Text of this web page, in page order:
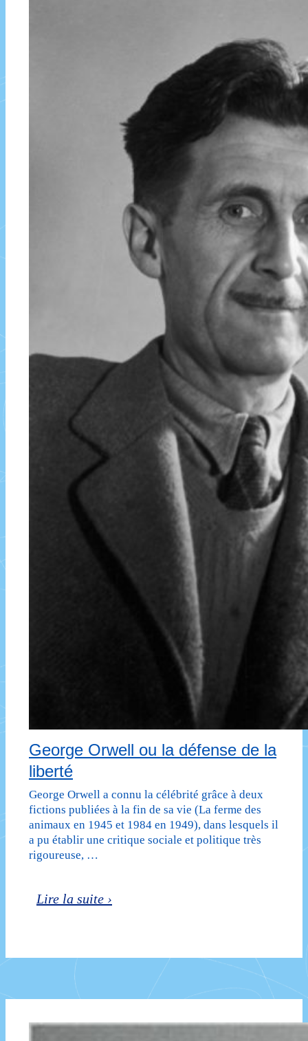
George Orwell ou la défense de la
liberté
George Orwell a connu la célébrité grâce à deux
fictions publiées à la fin de sa vie (La ferme des
animaux en 1945 et 1984 en 1949), dans lesquels il
a pu établir une critique sociale et politique très
rigoureuse, …
George
défense
de
Lire la suite ›